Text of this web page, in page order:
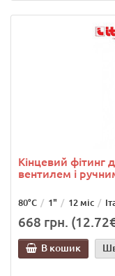
Кінцевий фітинг
вентилем і
80°C 1" 12 міс
668 грн.
В кошик